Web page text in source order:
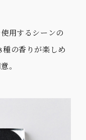
用するシーンの
種の香りが楽しめ
。